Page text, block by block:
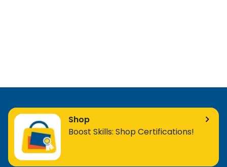
Shop
Boost Skills: Shop Certifications!